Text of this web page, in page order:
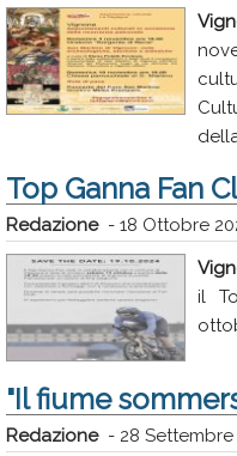
Top Ganna Fan
Redazione- 18 Ottobre
il
"Il fiume
Redazione- 28 Settembre